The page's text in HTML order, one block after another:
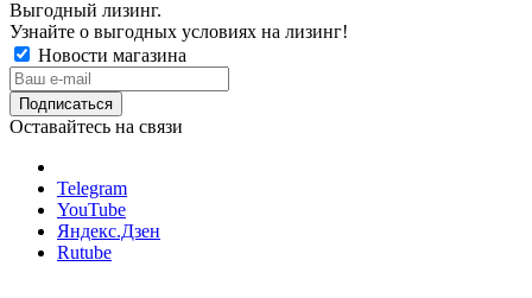
Выгодный лизинг.
Узнайте о выгодных условиях на лизинг!
Новости магазина
Оставайтесь на связи
Telegram
YouTube
Яндекс.Дзен
Rutube